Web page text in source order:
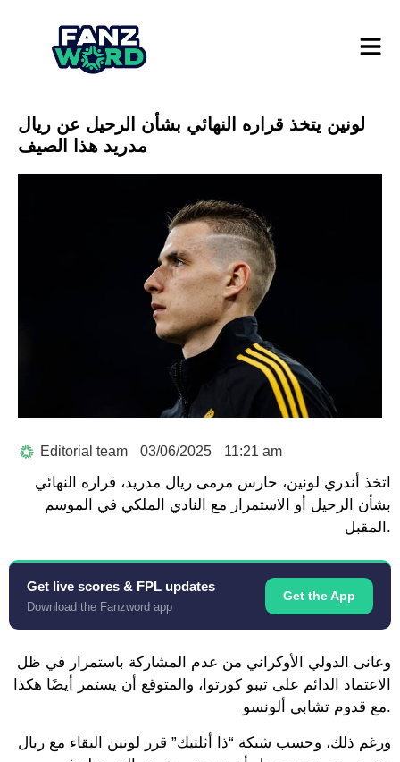
لونين يتخذ قراره النهائي بشأن الرحيل عن ريال
مدريد هذا الصيف
Editorial team 03/06/2025 11:21 am
اتخذ أندري لونين، حارس مرمى ريال مدريد، قراره النهائي
بشأن الرحيل أو الاستمرار مع النادي الملكي في الموسم
المقبل.
Get live scores & FPL updates
Download the Fanzword app
Get the App
وعانى الدولي الأوكراني من عدم المشاركة باستمرار في ظل
الاعتماد الدائم على تيبو كورتوا، والمتوقع أن يستمر أيضًا هكذا
مع قدوم تشابي ألونسو.
ورغم ذلك، وحسب شبكة “ذا أثلتيك” قرر لونين البقاء مع ريال